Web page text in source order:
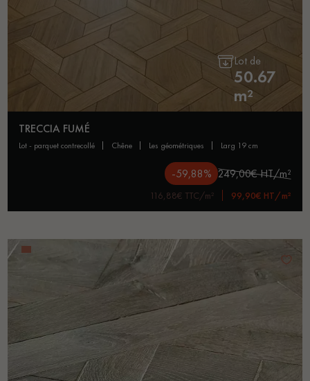
Lot de
50.67
m²
TRECCIA FUMÉ
lot - parquet contrecollé chêne les géométriques larg 19 cm
-59,88% 249,00€ HT/m²
116,88€ TTC/m² 99,90€ HT/m²